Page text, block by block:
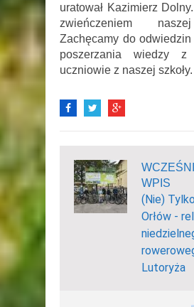
uratował Kazimierz
zwieńczeniem
Zachęcamy do
poszerzania wiedzy
uczniowie z naszej szkoły.
WPIS
(Nie)
Orłów -
Lutoryża